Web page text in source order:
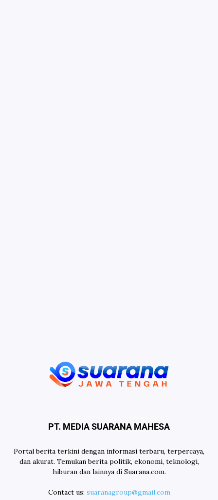
PT. MEDIA SUARANA MAHESA
Portal berita terkini dengan informasi terbaru, terpercaya,
dan akurat. Temukan berita politik, ekonomi, teknologi,
hiburan dan lainnya di Suarana.com.
Contact us: suaranagroup@gmail.com